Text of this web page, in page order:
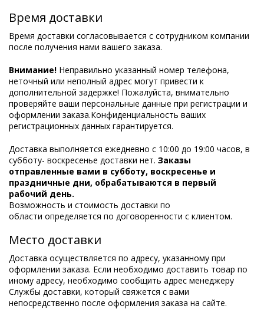
Время доставки
Время доставки согласовывается с сотрудником компании
после получения нами вашего заказа.
Внимание! Неправильно указанный номер телефона,
неточный или неполный адрес могут привести к
дополнительной задержке! Пожалуйста, внимательно
проверяйте ваши персональные данные при регистрации и
оформлении заказа.Конфиденциальность ваших
регистрационных данных гарантируется.
Доставка выполняется ежедневно с 10:00 до 19:00 часов, в
субботу- воскресенье доставки нет. Заказы
отправленные вами в субботу, воскресенье и
праздничные дни, обрабатываются в первый
рабочий день.
Возможность и стоимость доставки по
области определяется по договоренности с клиентом.
Место доставки
Доставка осуществляется по адресу, указанному при
оформлении заказа. Если необходимо доставить товар по
иному адресу, необходимо сообщить адрес менеджеру
Службы доставки, который свяжется с вами
непосредственно после оформления заказа на сайте.